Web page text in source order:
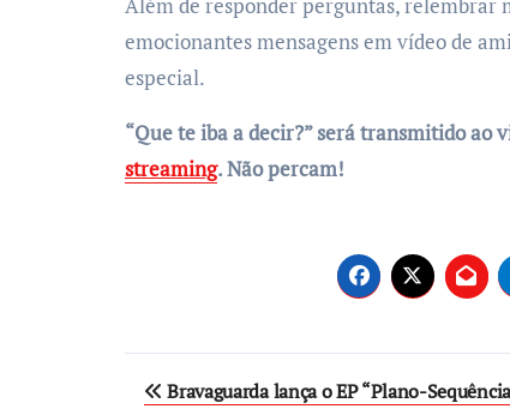
emocionantes mensagens em vídeo de
especial.
“Que te iba a decir?” será transmitido ao
streaming. Não percam!
Post
Bravaguarda lança o EP “Plano-